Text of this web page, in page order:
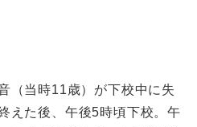
（当時11歳）が下校中に失
えた後、午後5時頃下校。午